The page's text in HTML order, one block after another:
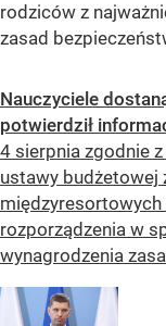
rodziców z
zasad
Nauczyciele
potwierdził
4 sierpnia zgodnie
ustawy budżetowej
rozporządzenia w
wynagrodzenia